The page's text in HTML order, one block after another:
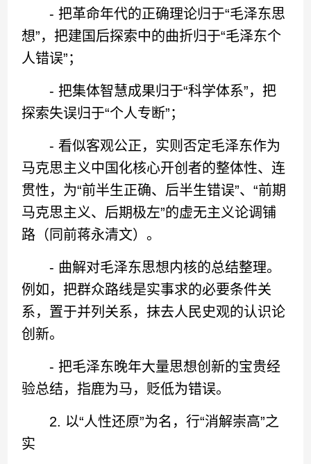
- 把革命年代的正确理论归于“毛泽东思
想”，把建国后探索中的曲折归于“毛泽东个
人错误”；
- 把集体智慧成果归于“科学体系”，把
探索失误归于“个人专断”；
- 看似客观公正，实则否定毛泽东作为
马克思主义中国化核心开创者的整体性、连
贯性，为“前半生正确、后半生错误”、“前期
马克思主义、后期极左”的虚无主义论调铺
路（同前蒋永清文）。
- 曲解对毛泽东思想内核的总结整理。
例如，把群众路线是实事求的必要条件关
系，置于并列关系，抹去人民史观的认识论
创新。
- 把毛泽东晚年大量思想创新的宝贵经
验总结，指鹿为马，贬低为错误。
2. 以“人性还原”为名，行“消解崇高”之
实